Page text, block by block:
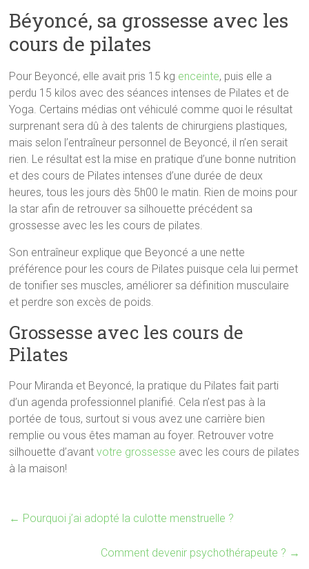
Béyoncé, sa grossesse avec les
cours de pilates
Pour Beyoncé, elle avait pris 15 kg enceinte, puis elle a
perdu 15 kilos avec des séances intenses de Pilates et de
Yoga. Certains médias ont véhiculé comme quoi le résultat
surprenant sera dû à des talents de chirurgiens plastiques,
mais selon l’entraîneur personnel de Beyoncé, il n’en serait
rien. Le résultat est la mise en pratique d’une bonne nutrition
et des cours de Pilates intenses d’une durée de deux
heures, tous les jours dès 5h00 le matin. Rien de moins pour
la star afin de retrouver sa silhouette précédent sa
grossesse avec les les cours de pilates.
Son entraîneur explique que Beyoncé a une nette
préférence pour les cours de Pilates puisque cela lui permet
de tonifier ses muscles, améliorer sa définition musculaire
et perdre son excès de poids.
Grossesse avec les cours de
Pilates
Pour Miranda et Beyoncé, la pratique du Pilates fait parti
d’un agenda professionnel planifié. Cela n’est pas à la
portée de tous, surtout si vous avez une carrière bien
remplie ou vous êtes maman au foyer. Retrouver votre
silhouette d’avantvotre grossesse avec les cours de pilates
à la maison!
← Pourquoi j’ai adopté la culotte menstruelle ?
Comment devenir psychothérapeute ? →